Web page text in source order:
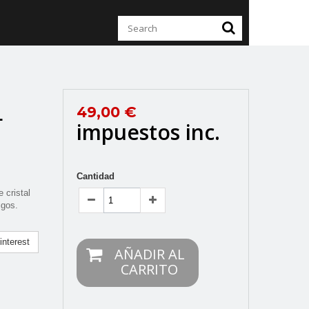
cristal
49,00 €
impuestos inc.
Cantidad
AÑADIR AL
CARRITO